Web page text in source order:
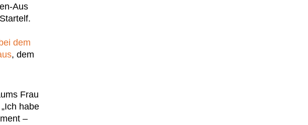
Aus
dem
, dem
Frau
habe
–